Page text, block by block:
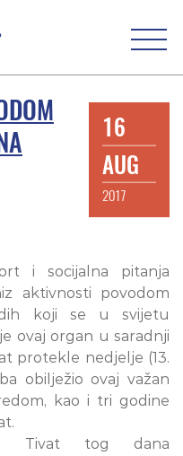
16
AUG
2017
i socijalna pitanja
aktivnosti povodom
koji se u svijetu
ovaj organ u saradnji
protekle nedjelje (13.
obilježio ovaj važan
kao i tri godine
Tivat tog dana